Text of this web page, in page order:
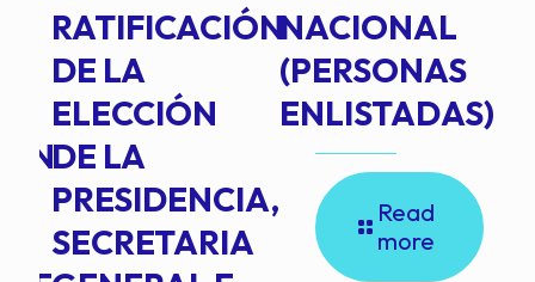
RATIFICACIÓN
DE LA
ELECCIÓN
DE LA
PRESIDENCIA,
SECRETARIA
NACIONAL
(PERSONAS
ENLISTADAS)
Read
more